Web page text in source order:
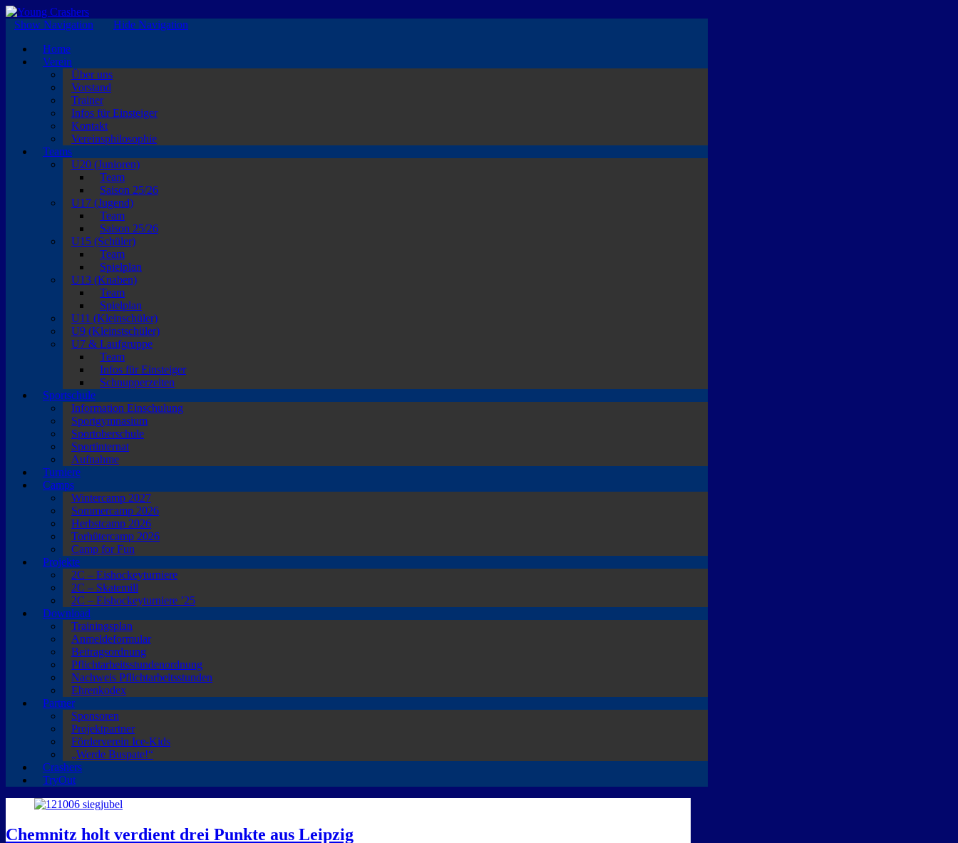
EISKALTE LEIDENSCHAFT
Show Navigation
Hide Navigation
Home
Verein
Über uns
Vorstand
Trainer
Infos für Einsteiger
Kontakt
Vereinsphilosophie
Teams
U20 (Junioren)
Team
Saison 25/26
U17 (Jugend)
Team
Saison 25/26
U15 (Schüler)
Team
Spielplan
U13 (Knaben)
Team
Spielplan
U11 (Kleinschüler)
U9 (Kleinstschüler)
U7 & Laufgruppe
Team
Infos für Einsteiger
Schnupperzeiten
Sportschule
Information Einschulung
Sportgymnasium
Sportoberschule
Sportinternat
Aufnahme
Turniere
Camps
Wintercamp 2027
Sommercamp 2026
Herbstcamp 2026
Torhütercamp 2026
Camp for Fun
Projekte
2C – Eishockeyturniere
2C – Skatemill
2C – Eishockeyturniere ’25
Download
Trainingsplan
Anmeldeformular
Beitragsordnung
Pflichtarbeitsstundenordnung
Nachweis Pflichtarbeitsstunden
Ehrenkodex
Partner
Sponsoren
Projektpartner
Förderverein Ice-Kids
„Werde Buspate!“
Crashers
TryOut
Chemnitz holt verdient drei Punkte aus Leipzig